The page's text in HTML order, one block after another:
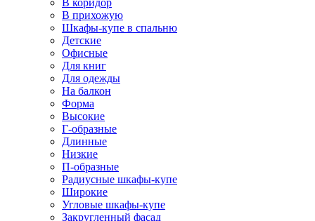
В коридор
В прихожую
Шкафы-купе в спальню
Детские
Офисные
Для книг
Для одежды
На балкон
Форма
Высокие
Г-образные
Длинные
Низкие
П-образные
Радиусные шкафы-купе
Широкие
Угловые шкафы-купе
Закругленный фасад